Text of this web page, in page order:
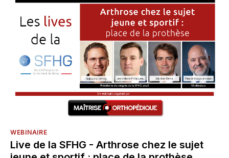
WEBINAIRE
Live de la SFHG - Arthrose chez le sujet